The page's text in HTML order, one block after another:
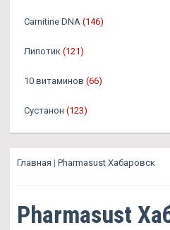
Carnitine DNA (146)
Липотик (121)
10 витаминов (66)
Сустанон (123)
Главная | Pharmasust Хабаровск
Pharmasust